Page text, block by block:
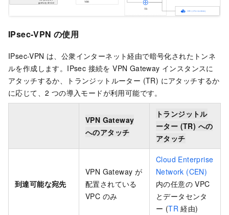
IPsec-VPN の使用
IPsec-VPN は、公衆インターネット経由で暗号化されたトンネ
ルを作成します。IPsec 接続を VPN Gateway インスタンスに
アタッチするか、トランジットルーター (TR) にアタッチするか
に応じて、2 つの導入モードが利用可能です。
VPN Gateway
へのアタッチ
トランジットル
ーター (TR) への
アタッチ
到達可能な宛先
VPN Gateway が
配置されている
VPC のみ
Cloud Enterprise
Network (CEN)
内の任意の VPC
とデータセンタ
ー (TR 経由)